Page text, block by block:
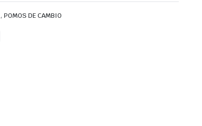
, POMOS DE CAMBIO